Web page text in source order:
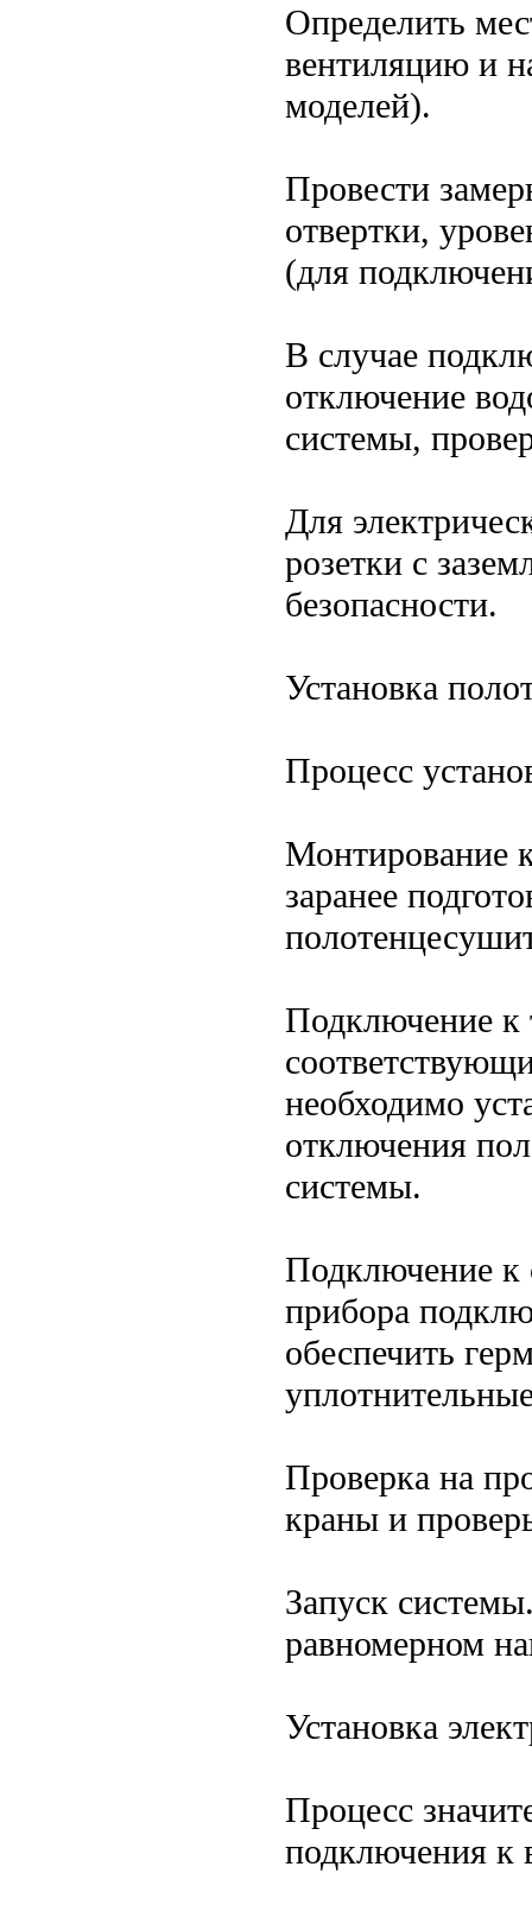
Определить
вентиляцию и
моделей).
Провести
отвертки,
(для
В случае
отключение
системы,
Для
розетки с
безопасности.
Установка
Процесс
Монтирование
заранее
Подключение к
необходимо
отключения
системы.
Подключение к
прибора
обеспечить
Проверка на
краны и
Запуск
равномерном
Установка
Процесс
подключения к